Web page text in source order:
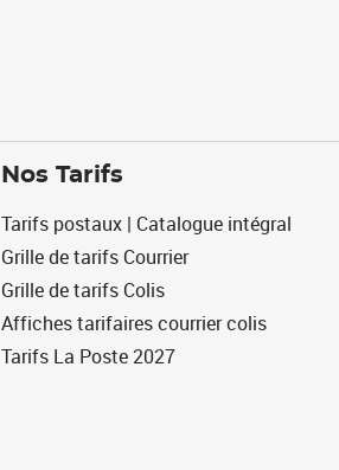
Nos Tarifs
Tarifs postaux | Catalogue intégral
Grille de tarifs Courrier
Grille de tarifs Colis
Affiches tarifaires courrier colis
Tarifs La Poste 2027